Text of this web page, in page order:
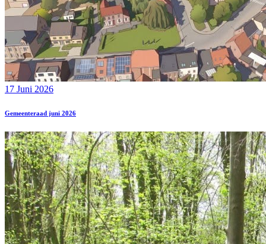
17 Juni 2026
Gemeenteraad juni 2026